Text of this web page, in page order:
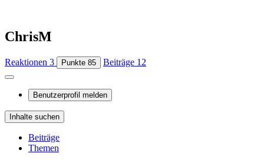
ChrisM
Reaktionen 3 Punkte 85 Beiträge 12
Benutzerprofil melden
Inhalte suchen
Beiträge
Themen